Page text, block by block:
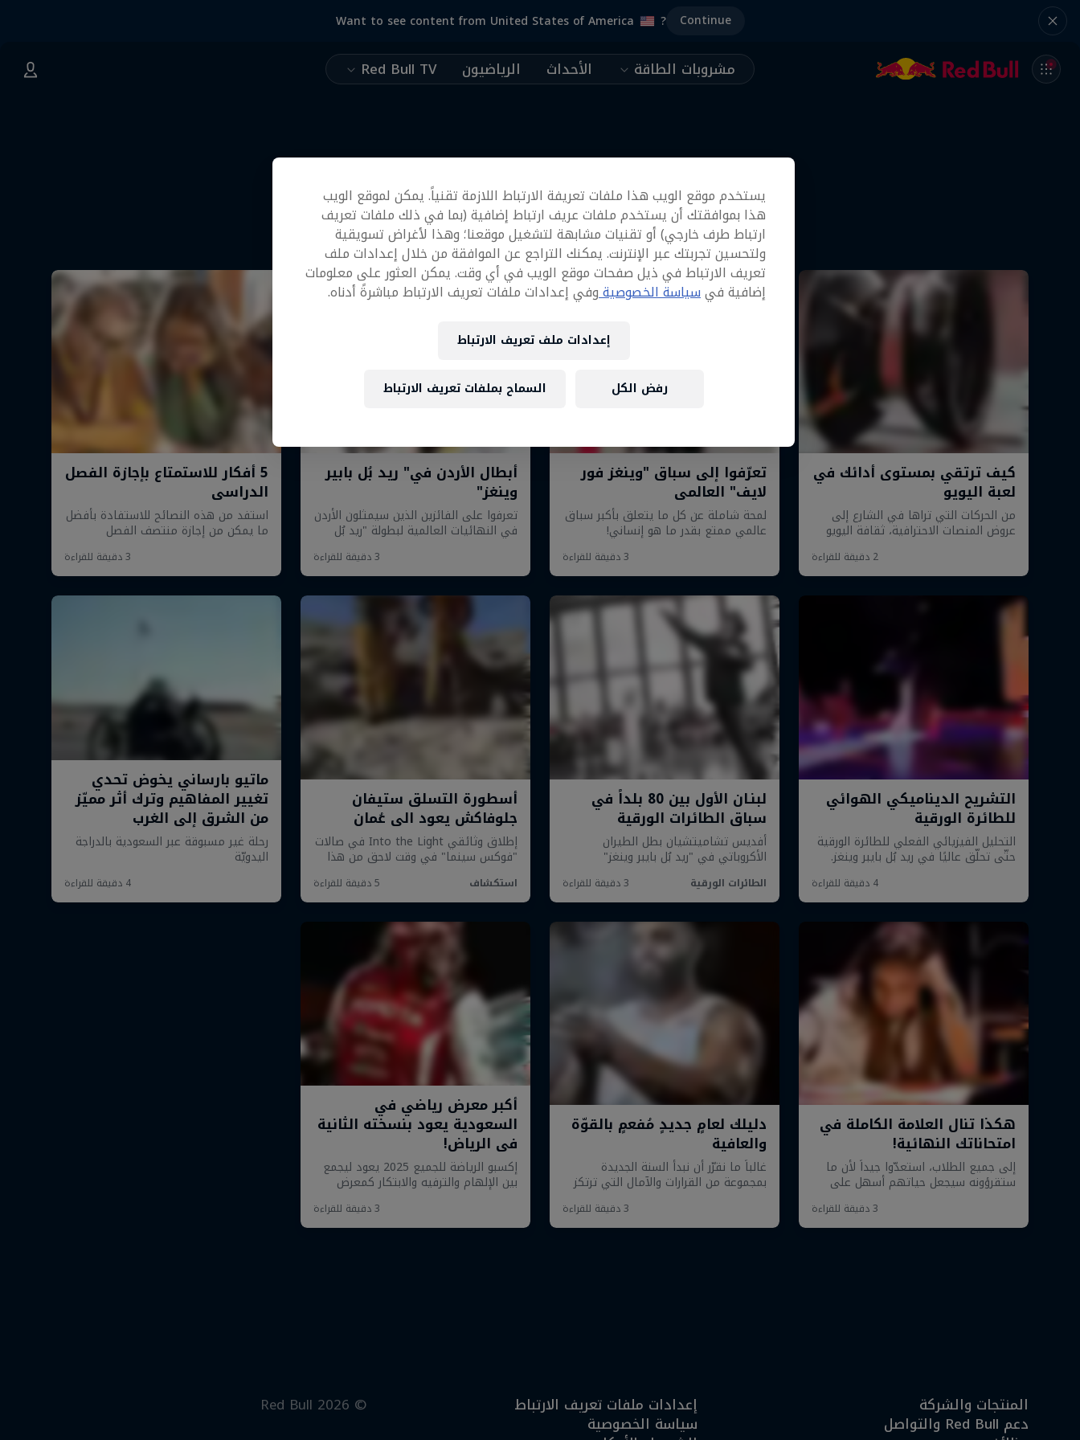
Want to see content from United States of America ? Continue
مشروبات الطاقة الأحداث الرياضيون Red Bull TV
المزيد
يستخدم موقع الويب هذا ملفات تعريفة الارتباط اللازمة تقنياً. يمكن لموقع الويب
هذا بموافقتك أن يستخدم ملفات عريف ارتباط إضافية (بما في ذلك ملفات تعريف
ارتباط طرف خارجي) أو تقنيات مشابهة لتشغيل موقعنا؛ وهذا لأغراض تسويقية
ولتحسين تجربتك عبر الإنترنت. يمكنك التراجع عن الموافقة من خلال إعدادات ملف
تعريف الارتباط في ذيل صفحات موقع الويب في أي وقت. يمكن العثور على معلومات
إضافية فيسياسة الخصوصيةوفي إعدادات ملفات تعريف الارتباط مباشرةً أدناه.
إعدادات ملف تعريف الارتباط
رفض الكل السماح بملفات تعريف الارتباط